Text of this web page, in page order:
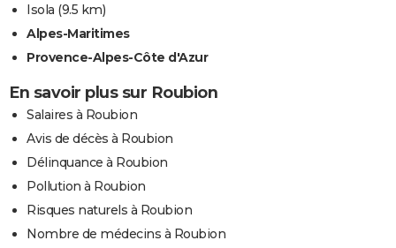
Isola (9.5 km)
Alpes-Maritimes
Provence-Alpes-Côte d'Azur
En savoir plus sur Roubion
Salaires à Roubion
Avis de décès à Roubion
Délinquance à Roubion
Pollution à Roubion
Risques naturels à Roubion
Nombre de médecins à Roubion